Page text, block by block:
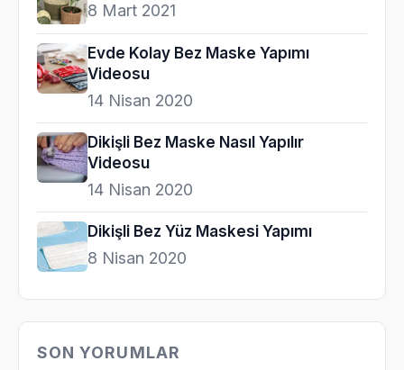
8 Mart 2021
Evde Kolay Bez Maske Yapımı
Videosu
14 Nisan 2020
Dikişli Bez Maske Nasıl Yapılır
Videosu
14 Nisan 2020
Dikişli Bez Yüz Maskesi Yapımı
8 Nisan 2020
SON YORUMLAR